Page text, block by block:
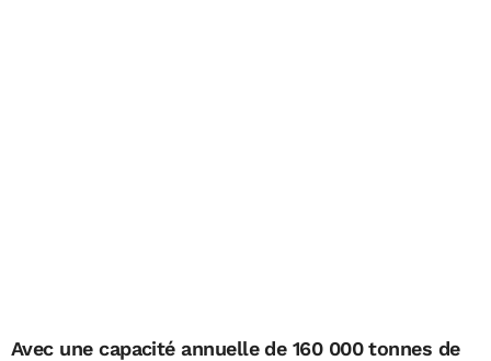
Avec une capacité annuelle de 160 000 tonnes de